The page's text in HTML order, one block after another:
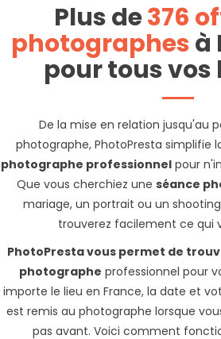
Plus de376
photographesà
pour tous vos
De la mise en relation jusqu'au
photographe, PhotoPresta simplifie
photographe professionnelpour
Que vous cherchiez une séance
mariage, un portrait ou un
trouverez facilement ce qui
PhotoPresta vous permet de
photographe professionnel pour
importe le lieu en France, la date et
est remis au photographe lorsque
pas avant. Voici comment